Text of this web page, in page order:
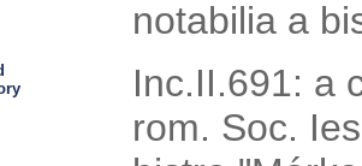
notabilia a
Inc.II.691: a
rom. Soc.